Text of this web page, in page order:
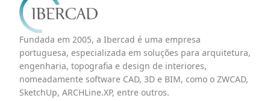
Fundada em 2005, a Ibercad é uma empresa
portuguesa, especializada em soluções para arquitetura,
engenharia, topografia e design de interiores,
nomeadamente software CAD, 3D e BIM, como o ZWCAD,
SketchUp, ARCHLine.XP, entre outros.